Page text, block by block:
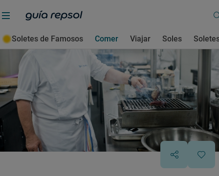
Soletes de Famosos Comer Viajar Soles